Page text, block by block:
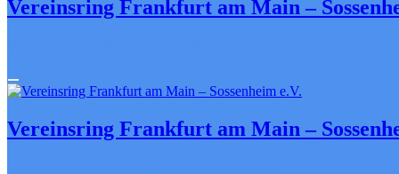
Vereinsring Frankfurt am Main –
Vereinsring Frankfurt am Main –